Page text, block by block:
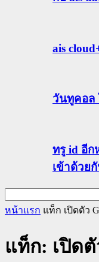
ais
วันทูคอล
ทรู id อีก
เข้าด้วย
หน้าแรก แท็ก เปิดตัว
แท็ก: เปิดตั